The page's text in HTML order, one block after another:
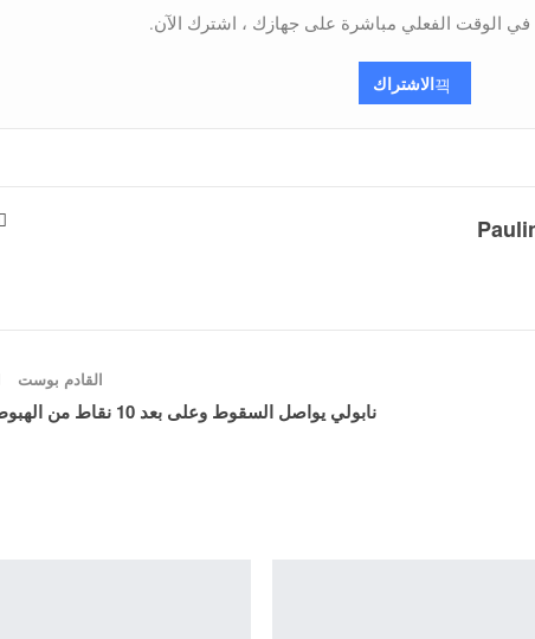
الوقت الفعلي مباشرة على جهازك ، اشترك الآن.
الاشتراك
القادم بوست
نابولي يواصل السقوط وعلى بعد 10 نقاط من الهبوط